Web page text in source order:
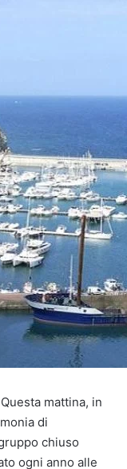
mattina, in
di
chiuso
ogni anno alle